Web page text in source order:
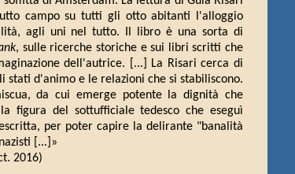
campo su tutti gli otto abitanti l'alloggio
agli uni nel tutto. Il libro è una sorta di
, sulle ricerche storiche e sui libri scritti che
dell'autrice. [...] La Risari cerca di
d'animo e le relazioni che si stabiliscono.
da cui emerge potente la dignità che
figura del sottufficiale tedesco che eseguì
per poter capire la delirante "banalità
[...]»
2016)